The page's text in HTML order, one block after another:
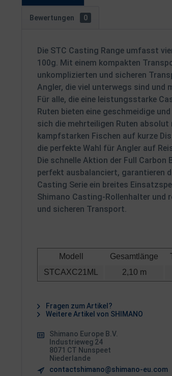
Bewertungen 0
Die STC Casting Range umfasst
100g. Mit einem kompakten
unkomplizierten und sicheren
Angler, die viel unterwegs sind
Für alle, die eine leistungsstarke
Ruten bieten eine geschmeidige
sich die mehrteiligen Ruten
kampfstarken Fischen auf kurze
die perfekte Wahl für Angler auf
Die schnelle Aktion der Full
perfekt ausbalanciert, garantieren
Casting Serie ein breites
Shimano Casting-Rollenhalter und
und sicheren Transport.
Modell Gesamtlänge
STCAXC21ML
2,10 m
Fragen zum Artikel?
Weitere Artikel von SHIMANO
Shimano Europe B.V.
Industrieweg 24
8071 CT Nunspeet
Niederlande
contactshimano@shimano-eu.com